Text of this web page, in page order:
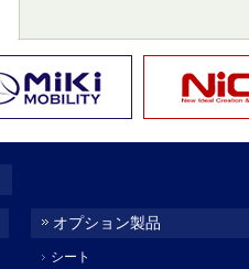
オプション製品
シート